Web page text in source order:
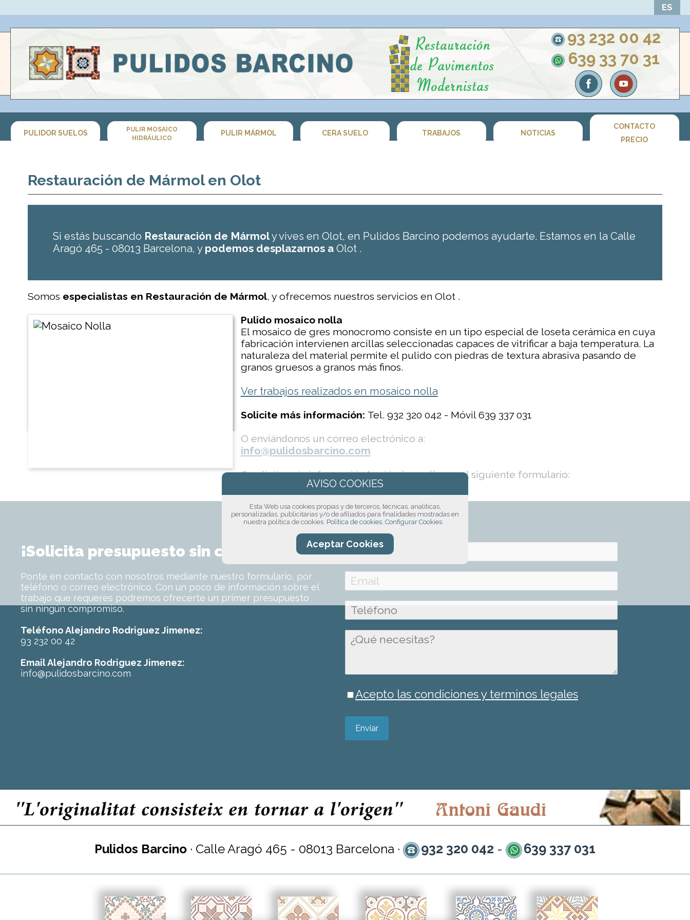
ES
93 232 00 42
639 33 70 31
PULIDOR SUELOS
PULIR MOSAICO
HIDRÁULICO
PULIR MÁRMOL CERA SUELO TRABAJOS NOTICIAS
CONTACTO
PRECIO
Restauración de Mármol en Olot
Si estás buscando Restauración de Mármoly vives en Olot, en Pulidos Barcino podemos ayudarte. Estamos en la Calle
Aragó 465 - 08013 Barcelona, y podemos desplazarnos aOlot .
Somos especialistas en Restauración de Mármol, y ofrecemos nuestros servicios en Olot .
Pulido mosaico nolla
El mosaico de gres monocromo consiste en un tipo especial de loseta cerámica en cuya
fabricación intervienen arcillas seleccionadas capaces de vitrificar a baja temperatura. La
naturaleza del material permite el pulido con piedras de textura abrasiva pasando de
granos gruesos a granos más finos.
Ver trabajos realizados en mosaico nolla
Solicite más información: Tel. 932 320 042 - Móvil 639 337 031
O enviándonos un correo electrónico a:
info@pulidosbarcino.com
O solicita más información haciéndonos llegar el siguiente formulario:
¡Solicita presupuesto sin compromiso!
Ponte en contacto con nosotros mediante nuestro formulario, por
teléfono o correo electrónico. Con un poco de información sobre el
trabajo que requeres podremos ofrecerte un primer presupuesto
sin ningún compromiso.
Teléfono Alejandro Rodriguez Jimenez:
93 232 00 42
Email Alejandro Rodriguez Jimenez:
info@pulidosbarcino.com
Acepto las condiciones y terminos legales
Enviar
Pulidos Barcino · Calle Aragó 465 - 08013 Barcelona · 932 320 042 - 639 337 031
Esta Web usa cookies propias y de terceros, técnicas, analíticas,
personalizadas, publicitarias y/o de afiliados para finalidades mostradas en
nuestra política de cookies. Política de cookies. Configurar Cookies.
Aceptar Cookies